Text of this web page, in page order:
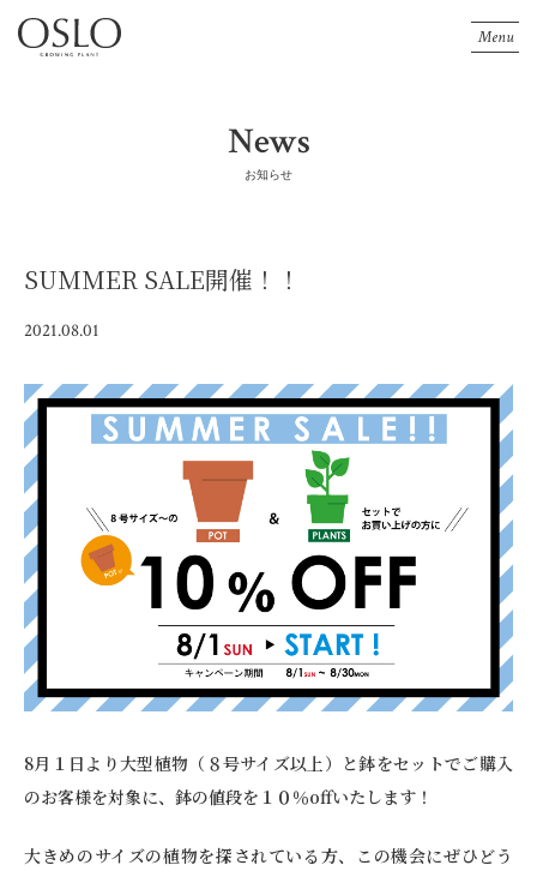
Menu
News
お知らせ
SUMMER SALE開催！！
2021.08.01
8月１日より大型植物（８号サイズ以上）と鉢をセットでご購入
のお客様を対象に、鉢の値段を１０％offいたします！
大きめのサイズの植物を探されている方、この機会にぜひどう